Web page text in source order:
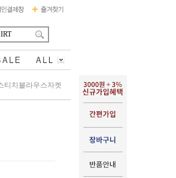
티치블라우스자켓